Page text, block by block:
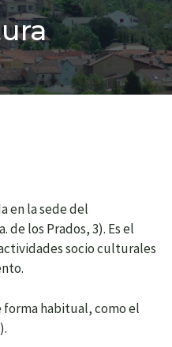
en la sede del
de los Prados, 3). Es el
socio culturales
forma habitual, como el